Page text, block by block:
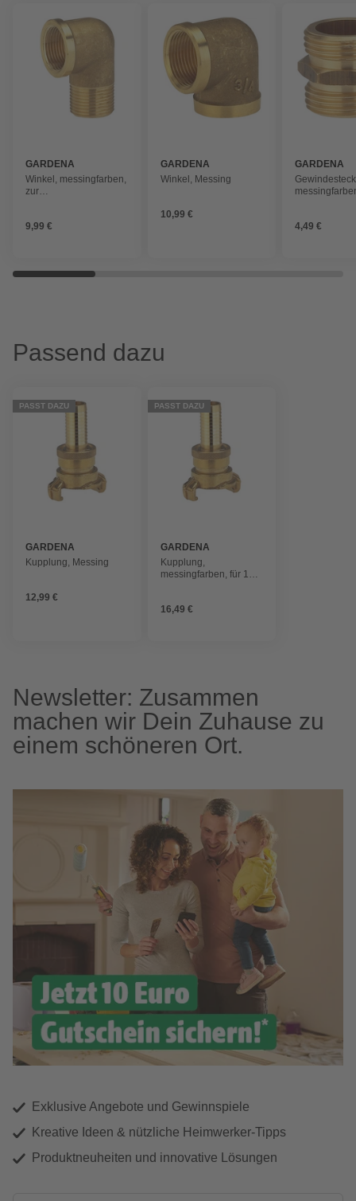
GARDENA
Winkel, messingfarben,
zur
9,99 €
GARDENA
Winkel, Messing
10,99 €
GARDENA
4,49 €
Passend dazu
PASST DAZU
GARDENA
Kupplung, Messing
12,99 €
PASST DAZU
GARDENA
Kupplung,
messingfarben, für 1
16,49 €
Newsletter: Zusammen
machen wir Dein Zuhause zu
einem schöneren Ort.
Exklusive Angebote und Gewinnspiele
Kreative Ideen & nützliche Heimwerker-Tipps
Produktneuheiten und innovative Lösungen